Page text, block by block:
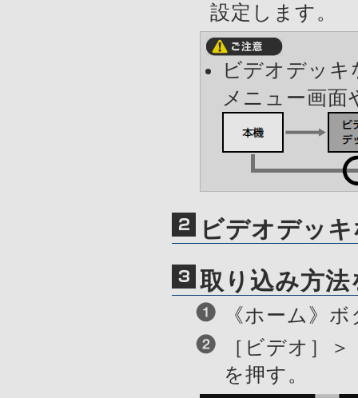
設定します。
ビデオデッ
メニュー画
ビデオデッ
取り込み方法
《ホーム》
［ビデオ］
を押す。